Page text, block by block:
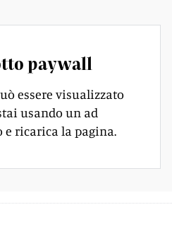
paywall
essere visualizzato
usando un ad
e ricarica la pagina.